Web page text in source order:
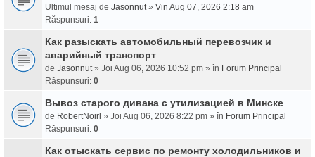
Ultimul mesaj de Jasonnut» Vin Aug 07, 2026 2:18 am
Răspunsuri: 1
Как разыскать автомобильный перевозчик и
аварийный транспорт
de Jasonnut» Joi Aug 06, 2026 10:52 pm » în Forum Principal
Răspunsuri: 0
Вывоз старого дивана с утилизацией в Минске
de RobertNoirl » Joi Aug 06, 2026 8:22 pm » în Forum Principal
Răspunsuri: 0
Как отыскать сервис по ремонту холодильников и